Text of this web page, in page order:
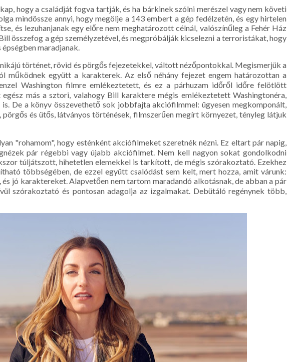
hogy a családját fogva tartják, és ha bárkinek szólni merészel vagy nem követi
mindössze annyi, hogy megölje a 143 embert a gép fedélzetén, és egy hirtelen
és lezuhanjanak egy előre nem meghatározott célnál, valószínűleg a Fehér Ház
összefog a gép személyzetével, és megpróbálják kicselezni a terroristákat, hogy
épségben maradjanak.
történet, rövid és pörgős fejezetekkel, váltott nézőpontokkal. Megismerjük a
működnek együtt a karakterek. Az első néhány fejezet engem határozottan a
Washington filmre emlékeztetett, és ez a párhuzam időről időre felötlött
más a sztori, valahogy Bill karaktere mégis emlékeztetett Washingtonéra,
De a könyv összevethető sok jobbfajta akciófilmmel: ügyesen megkomponált,
és ütős, látványos történések, filmszerűen megírt környezet, tényleg látjuk
"rohamom", hogy esténként akciófilmeket szeretnék nézni. Ez eltart pár napig,
pár régebbi vagy újabb akciófilmet. Nem kell nagyon sokat gondolkodni
túljátszott, hihetetlen elemekkel is tarkított, de mégis szórakoztató. Ezekhez
többségében, de ezzel együtt csalódást sem kelt, mert hozza, amit várunk:
jó karaktereket. Alapvetően nem tartom maradandó alkotásnak, de abban a pár
szórakoztató és pontosan adagolja az izgalmakat. Debütáló regénynek több,